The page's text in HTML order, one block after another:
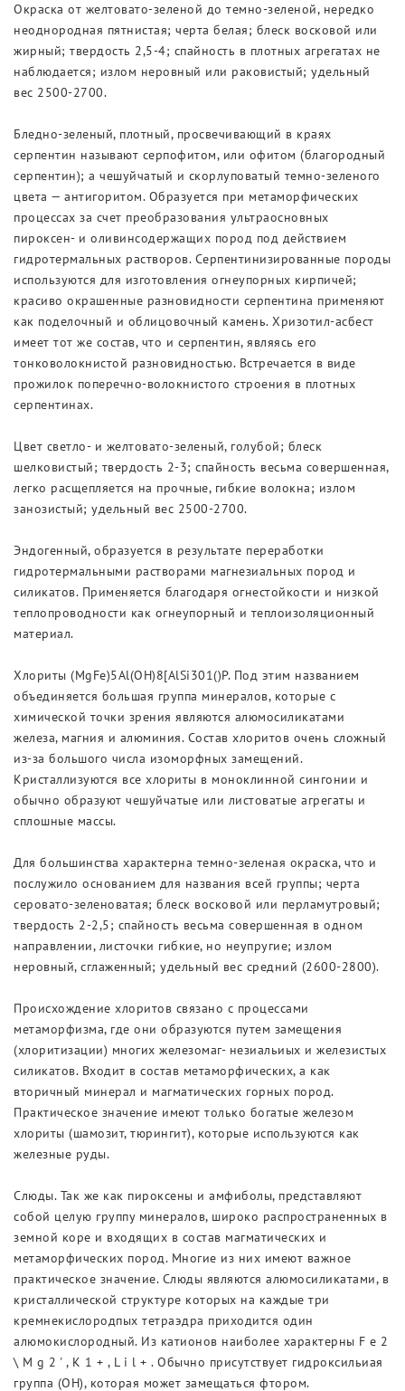
Окраска от желтовато-зеленой до темно-зеленой, нередко
неоднородная пятнистая; черта белая; блеск восковой или
жирный; твердость 2,5-4; спайность в плотных агрегатах не
наблюдается; излом неровный или раковистый; удельный
вес 2500-2700.
Бледно-зеленый, плотный, просвечивающий в краях
серпентин называют серпофитом, или офитом (благородный
серпентин); а чешуйчатый и скорлуповатый темно-зеленого
цвета — антигоритом. Образуется при метаморфических
процессах за счет преобразования ультраосновных
пироксен- и оливинсодержащих пород под действием
гидротермальных растворов. Серпентинизированные породы
используются для изготовления огнеупорных кирпичей;
красиво окрашенные разновидности серпентина применяют
как поделочный и облицовочный камень. Хризотил-асбест
имеет тот же состав, что и серпентин, являясь его
тонковолокнистой разновидностью. Встречается в виде
прожилок поперечно-волокнистого строения в плотных
серпентинах.
Цвет светло- и желтовато-зеленый, голубой; блеск
шелковистый; твердость 2-3; спайность весьма совершенная,
легко расщепляется на прочные, гибкие волокна; излом
занозистый; удельный вес 2500-2700.
Эндогенный, образуется в результате переработки
гидротермальными растворами магнезиальных пород и
силикатов. Применяется благодаря огнестойкости и низкой
теплопроводности как огнеупорный и теплоизоляционный
материал.
Хлориты (MgFe)5Al(OH)8[AlSi301()Р. Под этим названием
объединяется большая группа минералов, которые с
химической точки зрения являются алюмосиликатами
железа, магния и алюминия. Состав хлоритов очень сложный
из-за большого числа изоморфных замещений.
Кристаллизуются все хлориты в моноклинной сингонии и
обычно образуют чешуйчатые или листоватые агрегаты и
сплошные массы.
Для большинства характерна темно-зеленая окраска, что и
послужило основанием для названия всей группы; черта
серовато-зеленоватая; блеск восковой или перламутровый;
твердость 2-2,5; спайность весьма совершенная в одном
направлении, листочки гибкие, но неупругие; излом
неровный, сглаженный; удельный вес средний (2600-2800).
Происхождение хлоритов связано с процессами
метаморфизма, где они образуются путем замещения
(хлоритизации) многих железомаг- незиальиых и железистых
силикатов. Входит в состав метаморфических, а как
вторичный минерал и магматических горных пород.
Практическое значение имеют только богатые железом
хлориты (шамозит, тюрингит), которые используются как
железные руды.
Слюды. Так же как пироксены и амфиболы, представляют
собой целую группу минералов, широко распространенных в
земной коре и входящих в состав магматических и
метаморфических пород. Многие из них имеют важное
практическое значение. Слюды являются алюмосиликатами, в
кристаллической структуре которых на каждые три
кремнекислородпых тетраэдра приходится один
алюмокислородный. Из катионов наиболее характерны F e 2
\ M g 2 ' , К 1 + , L i l + . Обычно присутствует гидроксильиая
группа (ОН), которая может замещаться фтором.